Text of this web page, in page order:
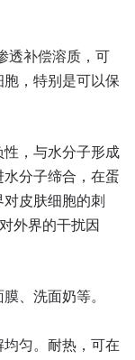
透补偿溶质，可
，特别是可以保
，与水分子形成
分子缔合，在蛋
皮肤细胞的刺
外界的干扰因
、洗面奶等。
匀。耐热，可在